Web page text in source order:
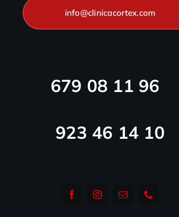
info@clinicacortex.com
679 08 11 96
923 46 14 10